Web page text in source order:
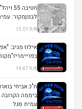
לבנוןמקור:
9/8 15:01
אילוז מגיב:
9/8 14:47
ח"כ אביחי
ביממה
עמית סגל